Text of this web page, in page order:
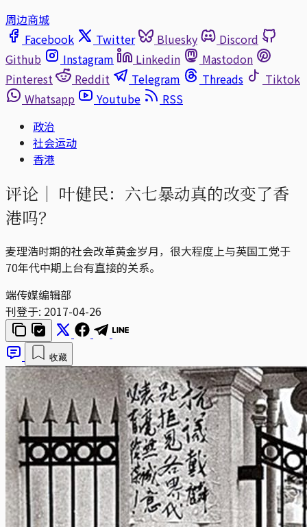
周边商城
Facebook
Twitter Bluesky
Discord
Github
Instagram Linkedin
Mastodon
Pinterest
Reddit Telegram Threads
Tiktok
Whatsapp
Youtube
RSS
政治
社会运动
香港
评论｜ 叶健民：六七暴动真的改变了香
港吗？
麦理浩时期的社会改革黄金岁月，很大程度上与英国工党于
70年代中期上台有直接的关系。
端传媒编辑部
刊登于: 2017-04-26
收藏